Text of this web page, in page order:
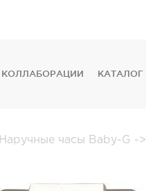
КОЛЛАБОРАЦИИ
КАТАЛОГ
FOSSIL
DKNY
Наручные часы Baby-G ->